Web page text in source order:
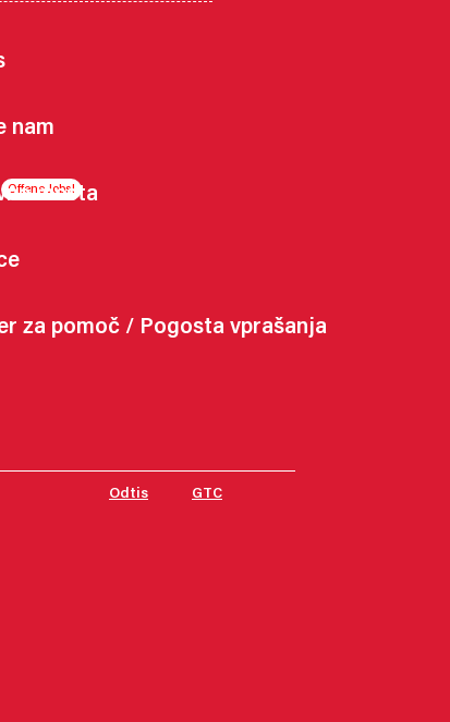
nam
mesta
za pomoč / Pogosta vprašanja
Odtis GTC